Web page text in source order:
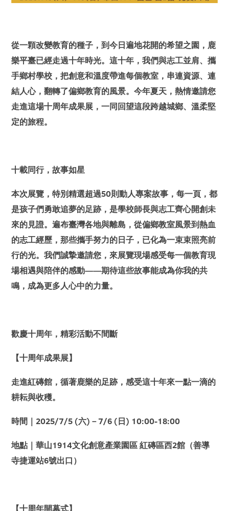
從一顆改變教育的種子，到今日遍地花開的希望之園，鹿
樂平臺已經走過十年時光。這十年，我們與志工並肩、攜
手鄉村學校，把創意和溫度帶進每個教室，串連資源、連
結人心，翻轉了偏鄉教育的風景。今年夏天，熱情邀請您
走進這場十周年成果展，一同回望這段跨越城鄉、溫柔堅
定的旅程。
十載同行，故事如星
本次展覽，特別精選超過50則動人專案故事，每一頁，都
是孩子們勇敢追夢的足跡，是學校師長與志工齊心開創未
來的見證。遍布臺灣各地與離島，從偏鄉教室風景到熱血
的志工經歷，那些攜手努力的日子，已化為一束束照亮前
行的光。我們誠摯邀請您，來展覽現場感受每一個教育現
場相遇與陪伴的感動——期待這些故事能成為你我的共
鳴，成為更多人心中的力量。
歡慶十周年，精彩活動不間斷
【十周年成果展】
走進紅磚館，循著鹿樂的足跡，感受這十年來一點一滴的
耕耘與收穫。
時間｜2025/7/5 (六)－7/6 (日) 10:00-18:00
地點｜華山1914文化創意產業園區 紅磚區西2館（善導
寺捷運站6號出口）
【十周年開幕式】